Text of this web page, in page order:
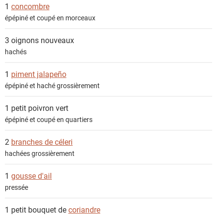
n
s
1 concombre
épépiné et coupé en morceaux
3 oignons nouveaux
hachés
1 piment jalapeño
épépiné et haché grossièrement
1 petit poivron vert
épépiné et coupé en quartiers
2 branches de céleri
hachées grossièrement
1 gousse d'ail
pressée
1 petit bouquet decoriandre